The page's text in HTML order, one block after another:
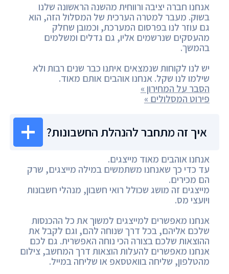
אנחנו חברה יציבה ורווחית מהשנה הראשונה שלנו
בשוק. מעבר למטרה הערכית של המסלול הזה, הוא
גם עוזר לנו בפרסום המערכת, וכמובן שחלק
מהעסקים שנרשמים אליו, גם גדלים ומשלמים
בהמשך.
יש לנו לקוחות שנמצאים איתנו כבר שנים רבות ולא
שילמו לנו שקל. אנחנו אוהבים אותם מאוד.
הסבר על המחירון »
פירוט המסלולים »
איך זה מתחבר להנהלת החשבונות?
אנחנו אוהבים מאוד מייצגים.
עד כדי כך שאנחנו משתמשים במילה מייצגים, שרק
הם מכירים.
מייצגים זה מושג שכולל רואי חשבון, מנהלי חשבונות
ויועצי מס.
אנחנו מאפשרים למייצגים למשוך את כל ההכנסות
שלכם אליהם, בכל דרך שנוחה להם, וגם לקבל את
ההוצאות שלכם בצורה הכי נוחה האפשרית. גם לכם
אנחנו מאפשרים להעלות הוצאות דרך המחשב, צילום
מהטלפון, שליחה בוואטסאפ או שליחה במייל.